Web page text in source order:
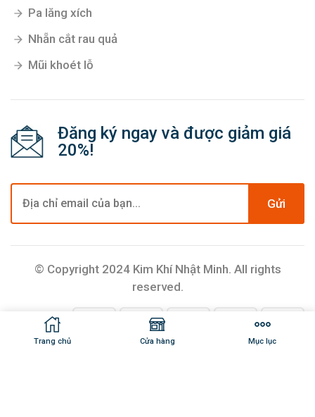
Trang chủ Cửa hàng Mục lục
Pa lăng xích
Nhẵn cắt rau quả
Mũi khoét lỗ
Đăng ký ngay và được giảm giá
20%!
Gửi
© Copyright 2024 Kim Khí Nhật Minh. All rights
reserved.